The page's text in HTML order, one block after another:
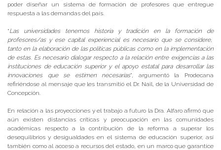
poder diseñar un sistema de formación de profesores que entregue
respuesta a las demandas del país.
“Las universidades tenemos historia y tradición en la formación de
profesores/as y ese capital experiencial es necesario que se considere,
tanto en la elaboración de las políticas públicas como en la implementación
de estas. Es necesario dialogar respecto a la relación entre exigencias a las
instituciones de educación superior y el apoyo estatal para desarrollar las
innovaciones que se estimen necesarias”, argumentó la Prodecana
refiriéndose al mensaje que les transmitió el Dr. Nail, de la Universidad de
Concepción.
En relación a las proyecciones y el trabajo a futuro la Dra. Alfaro afirmó que
aún existen distancias críticas y preocupación en las comunidades
académicas respecto a la contribución de la reforma a superar los
desequilibrios y desigualdades en el sistema de educación superior, así
también como al acceso a recursos del estado, en un marco que garantice